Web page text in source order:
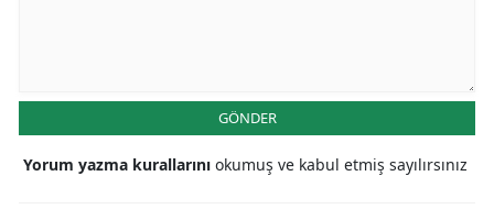
GÖNDER
Yorum yazma kurallarını okumuş ve kabul etmiş sayılırsınız